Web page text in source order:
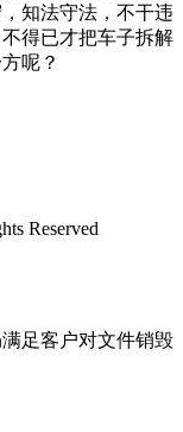
知法守法，不干违
得已才把车子拆解
呢？
Reserved
足客户对文件销毁